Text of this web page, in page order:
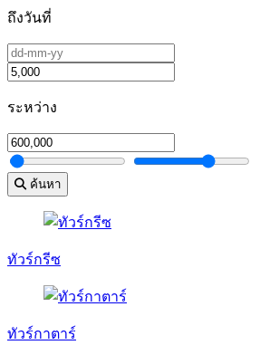
ถึงวันที่
ระหว่าง
ค้นหา
ทัวร์กรีซ
ทัวร์กาตาร์